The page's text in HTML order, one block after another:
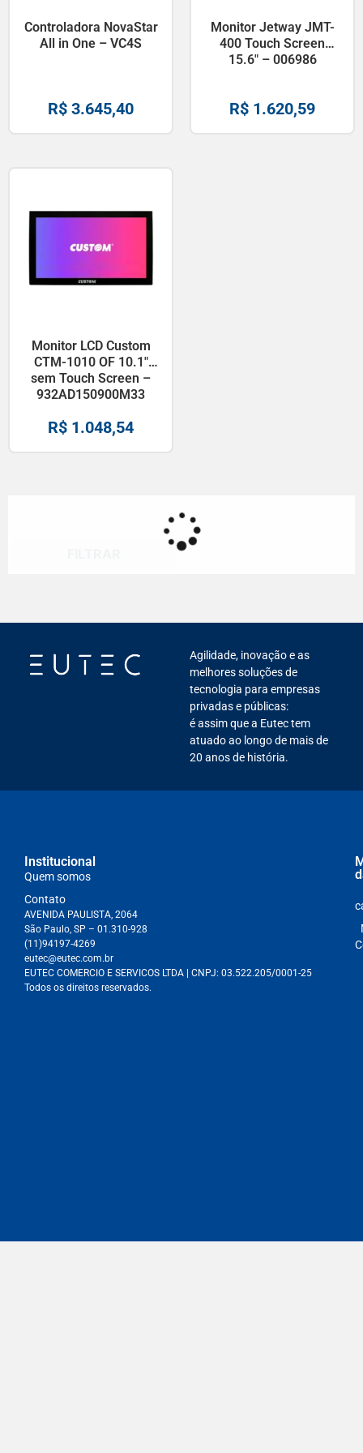
Controladora NovaStar
All in One – VC4S
R$ 3.645,40
Monitor Jetway JMT-
400 Touch Screen
15.6″ – 006986
R$ 1.620,59
Monitor LCD Custom
CTM-1010 OF 10.1″
sem Touch Screen –
932AD150900M33
R$ 1.048,54
Agilidade, inovação e as
melhores soluções de
tecnologia para empresas
privadas e públicas:
é assim que a Eutec tem
atuado ao longo de mais de
20 anos de história.
Institucional
Quem somos
Contato
AVENIDA PAULISTA, 2064
São Paulo, SP – 01.310-928
(11)94197-4269
eutec@eutec.com.br
EUTEC COMERCIO E SERVICOS LTDA | CNPJ: 03.522.205/0001-25
Todos os direitos reservados.